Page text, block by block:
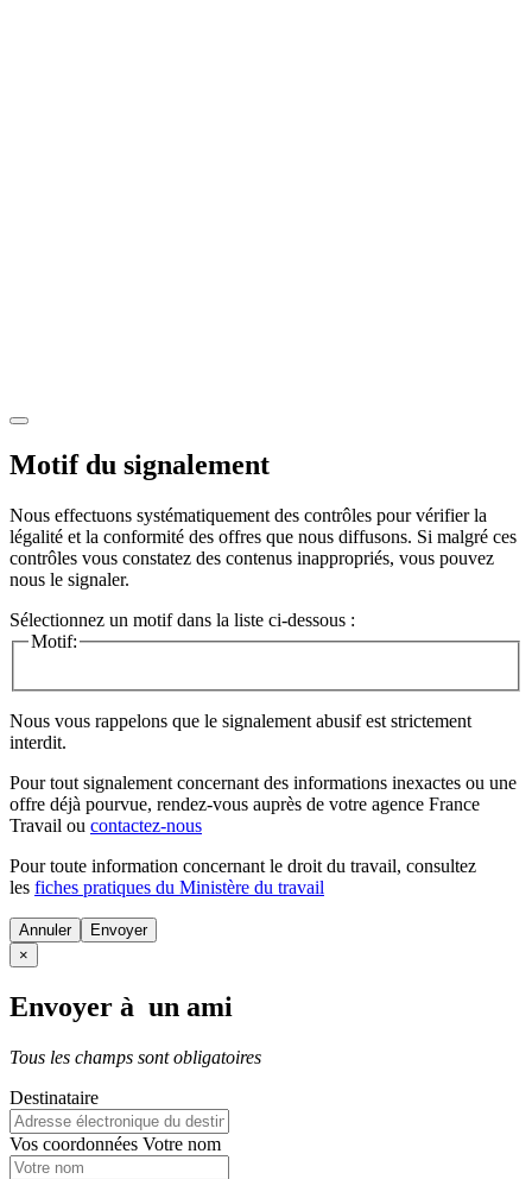
Motif du signalement
Nous effectuons systématiquement des contrôles pour vérifier la
légalité et la conformité des offres que nous diffusons. Si malgré ces
contrôles vous constatez des contenus inappropriés, vous pouvez
nous le signaler.
Sélectionnez un motif dans la liste ci-dessous :
Motif:
Nous vous rappelons que le signalement abusif est strictement
interdit.
Pour tout signalement concernant des informations inexactes ou une
offre déjà pourvue, rendez-vous auprès de votre agence France
Travail ou contactez-nous
Pour toute information concernant le droit du travail, consultez
les fiches pratiques du Ministère du travail
Annuler
×
Envoyer à un ami
Tous les champs sont obligatoires
Destinataire
Vos coordonnées Votre nom